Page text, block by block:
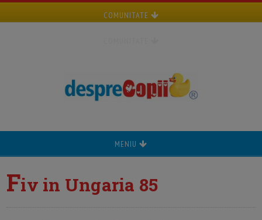
COMUNITATE
MENIU
Fiv in Ungaria 85